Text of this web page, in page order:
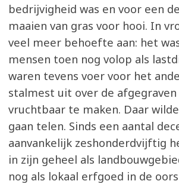
bedrijvigheid was en voor een
maaien van gras voor hooi. In
veel meer behoefte aan: het
mensen toen nog volop als
waren tevens voer voor het
stalmest uit over de
vruchtbaar te maken. Daar
gaan telen. Sinds een aantal
aanvankelijk zeshonderdvijftig
in zijn geheel als
nog als lokaal erfgoed in de